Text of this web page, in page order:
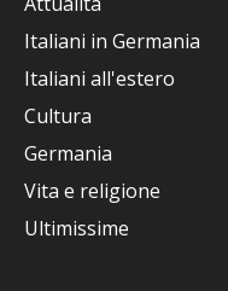
Italiani in Germania
Italiani all'estero
Cultura
Germania
Vita e religione
Ultimissime